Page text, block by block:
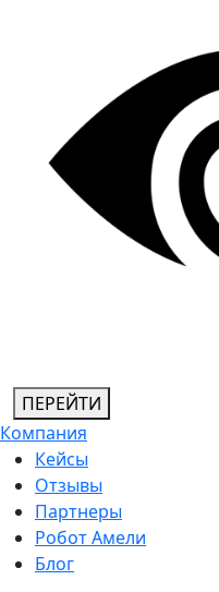
ПЕРЕЙТИ
Компания
Кейсы
Отзывы
Партнеры
Робот Амели
Блог